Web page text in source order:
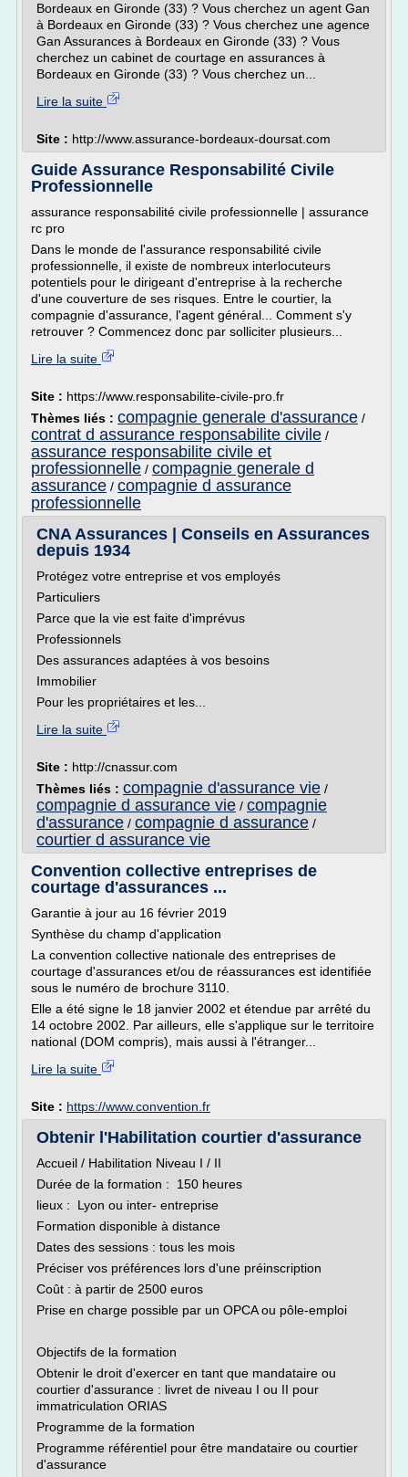
Bordeaux en Gironde (33) ? Vous cherchez un agent Gan
à Bordeaux en Gironde (33) ? Vous cherchez une agence
Gan Assurances à Bordeaux en Gironde (33) ? Vous
cherchez un cabinet de courtage en assurances à
Bordeaux en Gironde (33) ? Vous cherchez un...
Lire la suite
Site : http://www.assurance-bordeaux-doursat.com
Guide Assurance Responsabilité Civile
Professionnelle
assurance responsabilité civile professionnelle | assurance
rc pro
Dans le monde de l'assurance responsabilité civile
professionnelle, il existe de nombreux interlocuteurs
potentiels pour le dirigeant d'entreprise à la recherche
d'une couverture de ses risques. Entre le courtier, la
compagnie d'assurance, l'agent général... Comment s'y
retrouver ? Commencez donc par solliciter plusieurs...
Lire la suite
Site : https://www.responsabilite-civile-pro.fr
Thèmes liés : compagnie generale d'assurance /
contrat d assurance responsabilite civile /
assurance responsabilite civile et
professionnelle / compagnie generale d
assurance / compagnie d assurance
professionnelle
CNA Assurances | Conseils en Assurances
depuis 1934
Protégez votre entreprise et vos employés
Particuliers
Parce que la vie est faite d'imprévus
Professionnels
Des assurances adaptées à vos besoins
Immobilier
Pour les propriétaires et les...
Lire la suite
Site : http://cnassur.com
Thèmes liés : compagnie d'assurance vie /
compagnie d assurance vie / compagnie
d'assurance / compagnie d assurance /
courtier d assurance vie
Convention collective entreprises de
courtage d'assurances ...
Garantie à jour au 16 février 2019
Synthèse du champ d'application
La convention collective nationale des entreprises de
courtage d'assurances et/ou de réassurances est identifiée
sous le numéro de brochure 3110.
Elle a été signe le 18 janvier 2002 et étendue par arrêté du
14 octobre 2002. Par ailleurs, elle s'applique sur le territoire
national (DOM compris), mais aussi à l'étranger...
Lire la suite
Site : https://www.convention.fr
Obtenir l'Habilitation courtier d'assurance
Accueil / Habilitation Niveau I / II
Durée de la formation : 150 heures
lieux : Lyon ou inter- entreprise
Formation disponible à distance
Dates des sessions : tous les mois
Préciser vos préférences lors d'une préinscription
Coût : à partir de 2500 euros
Prise en charge possible par un OPCA ou pôle-emploi
Objectifs de la formation
Obtenir le droit d'exercer en tant que mandataire ou
courtier d'assurance : livret de niveau I ou II pour
immatriculation ORIAS
Programme de la formation
Programme référentiel pour être mandataire ou courtier
d'assurance